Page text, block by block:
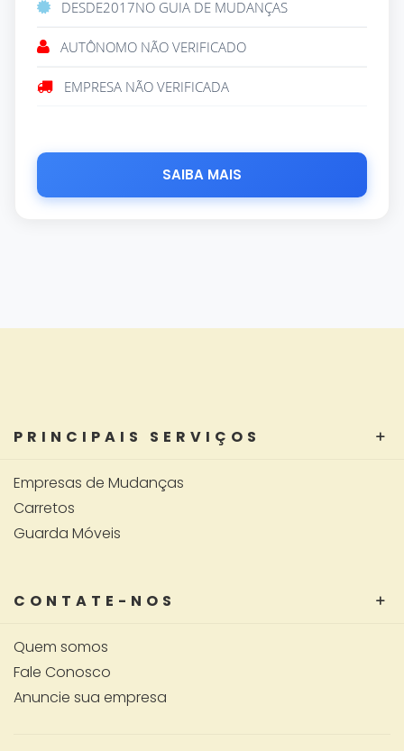
DESDE2017NO GUIA DE MUDANÇAS
AUTÔNOMO NÃO VERIFICADO
EMPRESA NÃO VERIFICADA
SAIBA MAIS
PRINCIPAIS SERVIÇOS
Empresas de Mudanças
Carretos
Guarda Móveis
CONTATE-NOS
Quem somos
Fale Conosco
Anuncie sua empresa